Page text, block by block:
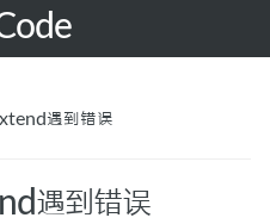
遇到错误
遇到错误